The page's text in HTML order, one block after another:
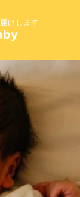
けします